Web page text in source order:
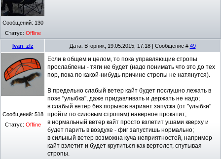
Сообщений: 130
Статус: Offline
Ivan_zlz Дата: Вторник, 19.05.2015, 17:18 | Сообщение # 49
Сообщений: 518
Статус: Offline
Если в общем и целом, то пока управляющие стропы
прослаблены - тяги не будет (надо понимать что это до тех
пор, пока по какой-нибудь причине стропы не натянутся).
В предельно слабый ветер кайт будет послушно лежать в
позе "улыбка", даже придавливать и держать не надо;
в слабый ветер без порывов вариант запуска (от "улыбки"
пройти по силовым стропам) наверное прокатит;
в нормальный ветер кайт просто взлетит ушами кверху и
будет парить в воздухе - фиг запустишь нормально;
в сильный ветер возможна куча неприятностей, например
кайт взлетит и будет крутиться как вертолет, спутывая
стропы.